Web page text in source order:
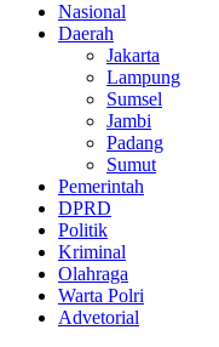
Nasional
Daerah
Jakarta
Lampung
Sumsel
Jambi
Padang
Sumut
Pemerintah
DPRD
Politik
Kriminal
Olahraga
Warta Polri
Advetorial